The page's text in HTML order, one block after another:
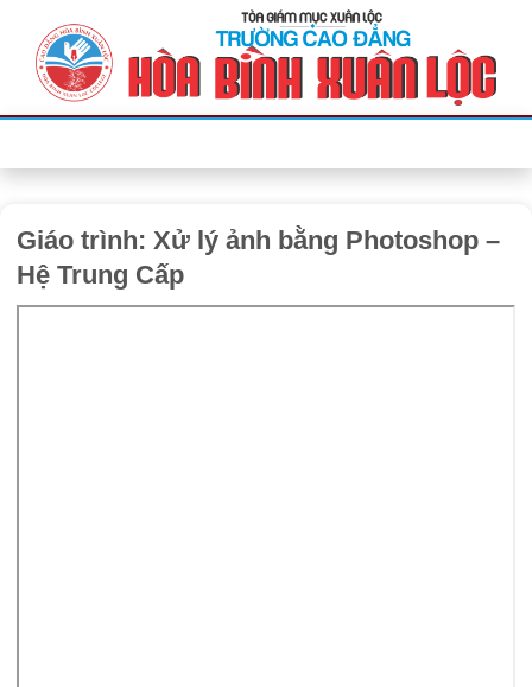
Giáo trình: Xử lý ảnh bằng Photoshop –
Hệ Trung Cấp